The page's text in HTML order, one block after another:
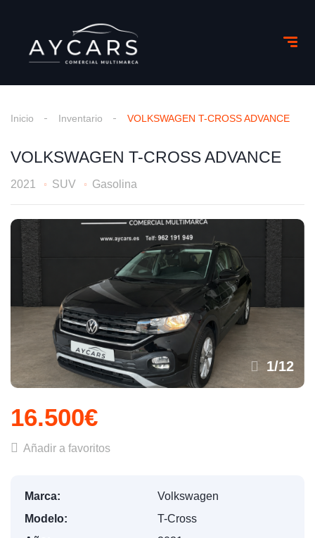
Inicio Inventario VOLKSWAGEN T-CROSS ADVANCE
VOLKSWAGEN T-CROSS ADVANCE
2021 SUV Gasolina
1/12
16.500€
Añadir a favoritos
Marca:
Volkswagen
Modelo:
T-Cross